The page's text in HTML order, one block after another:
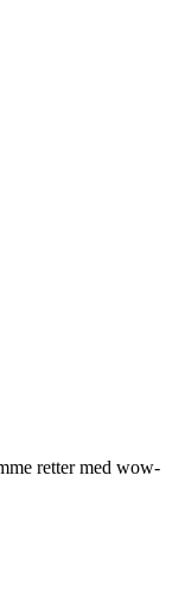
retter med wow-